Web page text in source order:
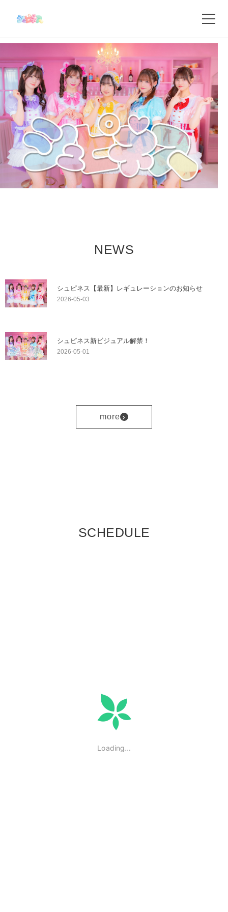
NEWS
シュピネス【最新】レギュレーションのお知らせ
2026-05-03
シュピネス新ビジュアル解禁！
2026-05-01
more ›
SCHEDULE